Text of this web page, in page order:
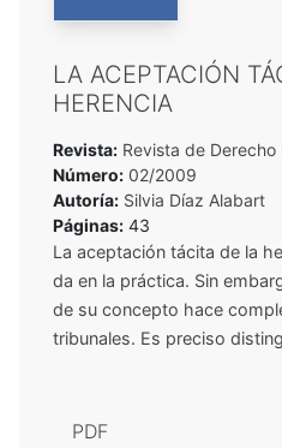
LA ACEPTACIÓN
HERENCIA
Revista: Revista de Derecho
Número: 02/2009
Autoría: Silvia Díaz Alabart
Páginas: 43
La aceptación tácita de la
da en la práctica. Sin
de su concepto hace
tribunales. Es preciso
PDF